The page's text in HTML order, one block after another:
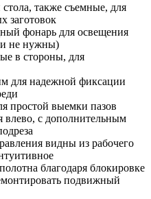
также съемные, для
заготовок
фонарь для освещения
не нужны)
в стороны, для
для надежной фиксации
простой выемки пазов
влево, с дополнительным
видны из рабочего
благодаря блокировке
подвижный